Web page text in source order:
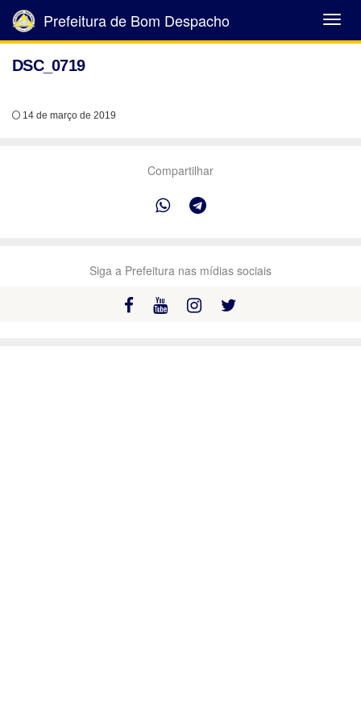
Abrir
Menu
Prefeitura de Bom Despacho
DSC_0719
14 de março de 2019
Compartilhar
Siga a Prefeitura nas mídias sociais